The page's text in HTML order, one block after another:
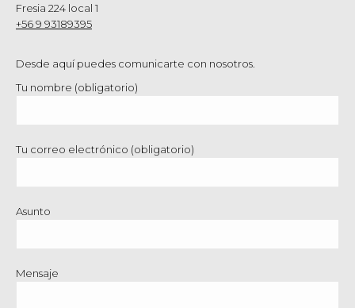
Fresia 224 local 1
+56 9 93189395
Desde aquí puedes comunicarte con nosotros.
Tu nombre (obligatorio)
Tu correo electrónico (obligatorio)
Asunto
Mensaje